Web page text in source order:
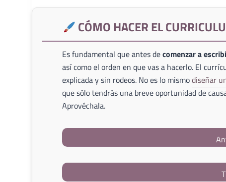
CÓMO HACER EL
Es fundamental que antes decomenzar a
así como el orden en que vas a hacerlo. El
explicada y sin rodeos. No es lo mismodiseñar
que sólo tendrás una breve oportunidad de
Aprovéchala.